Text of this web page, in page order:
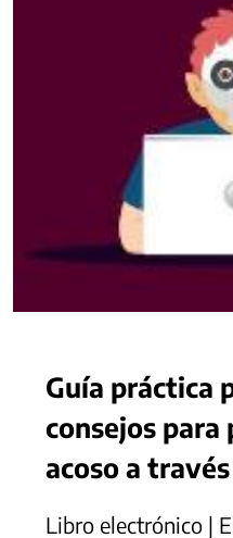
Guía práctica
consejos para
acoso a
Libro electrónico |